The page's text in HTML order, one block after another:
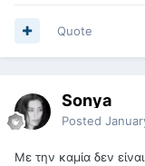
Quote
Sonya
Posted
Με την καμία δεν